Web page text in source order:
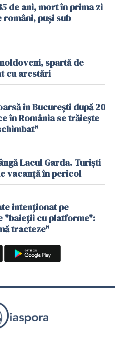
de ani, mort în prima zi
români, puși sub
spartă de
cu arestări
în București după 20
în România se trăiește
Lacul Garda. Turiști
vacanță în pericol
intenționat pe
"baieții cu platforme":
tracteze"